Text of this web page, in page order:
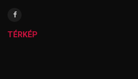
TÉRKÉP